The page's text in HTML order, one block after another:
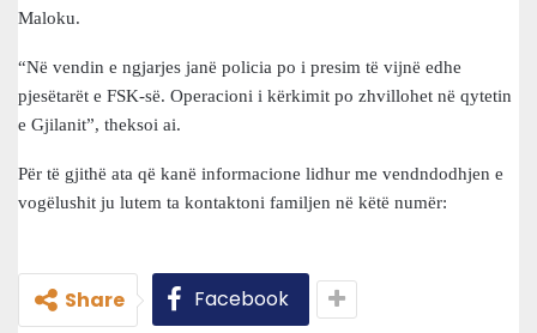
Maloku.
“Në vendin e ngjarjes janë policia po i presim të vijnë edhe
pjesëtarët e FSK-së. Operacioni i kërkimit po zhvillohet në qytetin
e Gjilanit”, theksoi ai.
Për të gjithë ata që kanë informacione lidhur me vendndodhjen e
vogëlushit ju lutem ta kontaktoni familjen në këtë numër:
Share Facebook